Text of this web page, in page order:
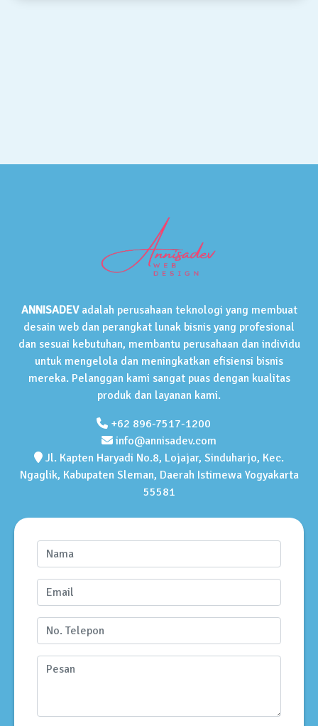
ANNISADEVadalah perusahaan teknologi yang membuat
desain web dan perangkat lunak bisnis yang profesional
dan sesuai kebutuhan, membantu perusahaan dan individu
untuk mengelola dan meningkatkan efisiensi bisnis
mereka. Pelanggan kami sangat puas dengan kualitas
produk dan layanan kami.
+62 896-7517-1200
info@annisadev.com
Jl. Kapten Haryadi No.8, Lojajar, Sinduharjo, Kec.
Ngaglik, Kabupaten Sleman, Daerah Istimewa Yogyakarta
55581